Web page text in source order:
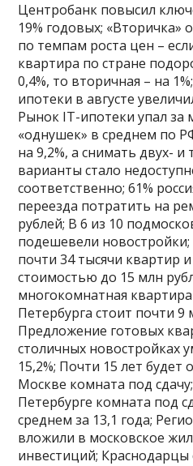
Центробанк повысил
19% годовых; «Вторичка»
по темпам роста цен –
квартира по стране
0,4%, то вторичная – на
ипотеки в августе
Рынок IT-ипотеки упал за
«однушек» в среднем по
на 9,2%, а снимать двух-
варианты стало
соответственно; 61%
переезда потратить на
рублей; В 6 из 10
подешевели
почти 34 тысячи квартир
стоимостью до 15 млн
многокомнатная
Петербурга стоит почти 9
Предложение готовых
столичных новостройках
15,2%; Почти 15 лет будет
Москве комната под
Петербурге комната под
среднем за 13,1 года;
вложили в московское
инвестиций;